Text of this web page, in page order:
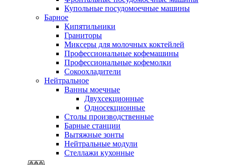
Купольные посудомоечные машины
Барное
Кипятильники
Граниторы
Миксеры для молочных коктейлей
Профессиональные кофемашины
Профессиональные кофемолки
Сокоохладители
Нейтральное
Ванны моечные
Двухсекционные
Односекционные
Столы производственные
Барные станции
Вытяжные зонты
Нейтральные модули
Стеллажи кухонные